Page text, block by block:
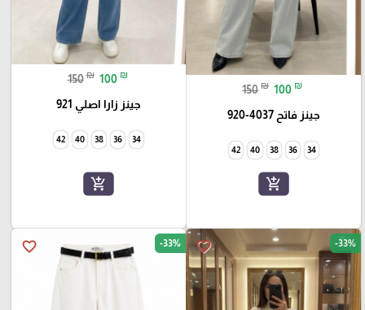
150 ₪ 100 ₪
جينز فاتح 4037-920
34
36
38
40
42
add_shopping_cart
150 ₪ 100 ₪
جينز زارا اصلي 921
34
36
38
40
42
add_shopping_cart
favorite_border -33%
favorite_border -33%